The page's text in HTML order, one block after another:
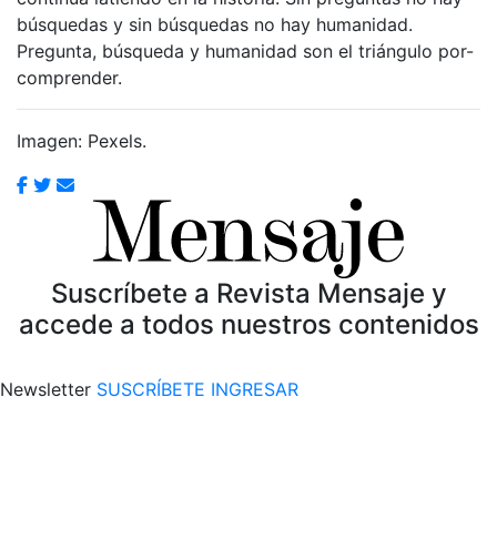
búsquedas y sin búsquedas no hay humanidad.
Pregunta, búsqueda y humanidad son el triángulo por-
comprender.
Imagen: Pexels.
Suscríbete a Revista Mensaje y
accede a todos nuestros contenidos
Newsletter SUSCRÍBETE INGRESAR